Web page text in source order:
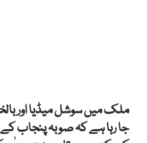
ملک میں سوشل میڈیا اور
جا رہا ہے کہ صوبہ پنجاب